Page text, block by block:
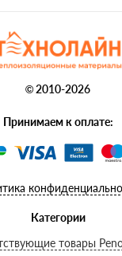
© 2010-2026
Принимаем к оплате:
Категории
товары